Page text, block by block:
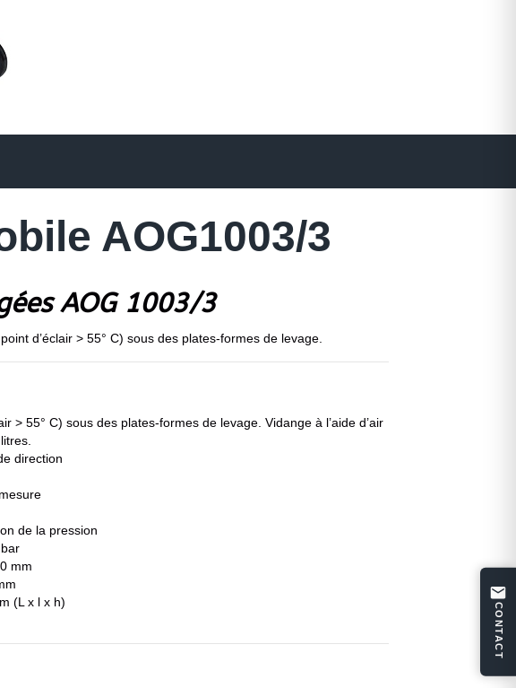
AOG1003/3
AOG 1003/3
d’éclair > 55° C) sous des plates-formes de levage.
> 55° C) sous des plates-formes de levage. Vidange à l’aide d’air
direction
de la pression
mm
(L x l x h)
CONTACT